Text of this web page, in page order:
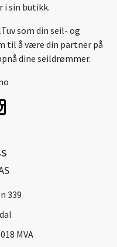
i sin butikk.
som din seil- og
til å være din partner på
dine seildrømmer.
339
MVA